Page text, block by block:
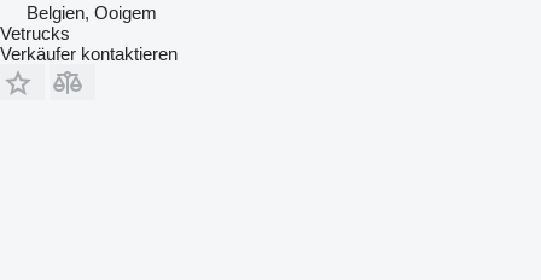
Belgien, Ooigem
Vetrucks
Verkäufer kontaktieren